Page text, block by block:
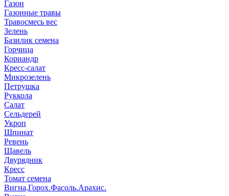
Газон
Газонные травы
Травосмесь вес
Зелень
Базилик семена
Горчица
Кориандр
Кресс-салат
Микрозелень
Петрушка
Руккола
Салат
Сельдерей
Укроп
Шпинат
Ревень
Щавель
Двурядник
Кресс
Томат семена
Вигна,Горох.Фасоль.Арахис.